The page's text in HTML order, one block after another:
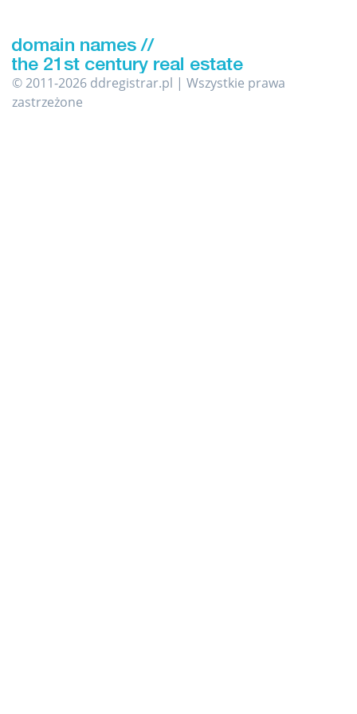
© 2011-2026 ddregistrar.pl | Wszystkie prawa
zastrzeżone